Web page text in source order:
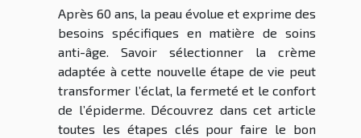
Après 60 ans, la peau évolue et exprime des
besoins spécifiques en matière de soins
anti-âge. Savoir sélectionner la crème
adaptée à cette nouvelle étape de vie peut
transformer l’éclat, la fermeté et le confort
de l’épiderme. Découvrez dans cet article
toutes les étapes clés pour faire le bon